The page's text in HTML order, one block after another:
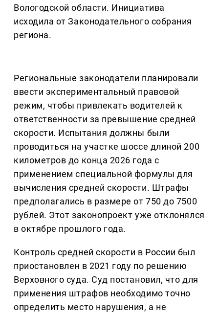
Вологодской области. Инициатива
исходила от Законодательного собрания
региона.
Региональные законодатели планировали
ввести экспериментальный правовой
режим, чтобы привлекать водителей к
ответственности за превышение средней
скорости. Испытания должны были
проводиться на участке шоссе длиной 200
километров до конца 2026 года с
применением специальной формулы для
вычисления средней скорости. Штрафы
предполагались в размере от 750 до 7500
рублей. Этот законопроект уже отклонялся
в октябре прошлого года.
Контроль средней скорости в России был
приостановлен в 2021 году по решению
Верховного суда. Суд постановил, что для
применения штрафов необходимо точно
определить место нарушения, а не